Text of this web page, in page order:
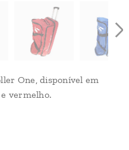
One, disponível em
vermelho.